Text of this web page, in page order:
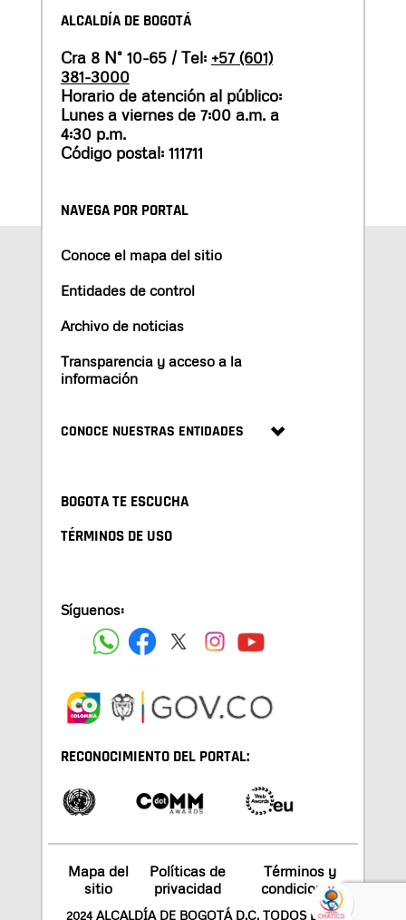
ALCALDÍA DE BOGOTÁ
Cra 8 N° 10-65 / Tel: +57 (601)
381-3000
Horario de atención al público:
Lunes a viernes de 7:00 a.m. a
4:30 p.m.
Código postal: 111711
NAVEGA POR PORTAL
Conoce el mapa del sitio
Entidades de control
Archivo de noticias
Transparencia y acceso a la
información
CONOCE NUESTRAS ENTIDADES
BOGOTA TE ESCUCHA
TÉRMINOS DE USO
Síguenos:
RECONOCIMIENTO DEL PORTAL:
Mapa del
sitio
Políticas de
privacidad
Términos y
condiciones
2024 ALCALDÍA DE BOGOTÁ D.C. TODOS LOS